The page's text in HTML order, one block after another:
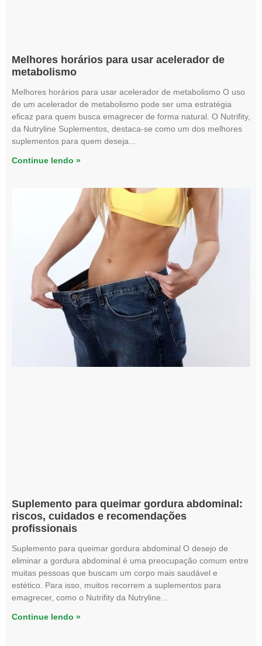
Melhores horários para usar acelerador de
metabolismo
Melhores horários para usar acelerador de metabolismo O uso
de um acelerador de metabolismo pode ser uma estratégia
eficaz para quem busca emagrecer de forma natural. O Nutrifity,
da Nutryline Suplementos, destaca-se como um dos melhores
suplementos para quem deseja
Continue lendo »
Suplemento para queimar gordura abdominal:
riscos, cuidados e recomendações
profissionais
Suplemento para queimar gordura abdominal O desejo de
eliminar a gordura abdominal é uma preocupação comum entre
muitas pessoas que buscam um corpo mais saudável e
estético. Para isso, muitos recorrem a suplementos para
emagrecer, como o Nutrifity da Nutryline
Continue lendo »